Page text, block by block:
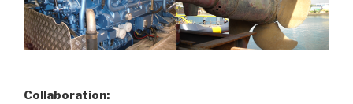
Collaboration: